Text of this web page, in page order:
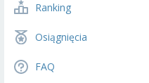
Ranking
Osiągnięcia
FAQ